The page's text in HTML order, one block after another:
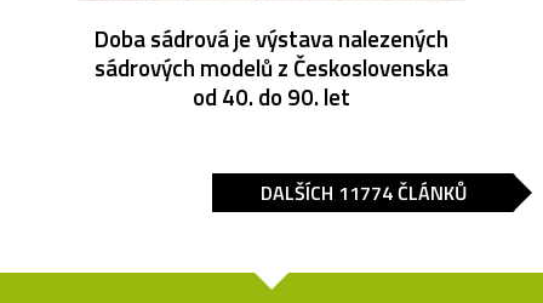
Doba sádrová je výstava nalezených
sádrových modelů z Československa
od 40. do 90. let
DALŠÍCH 11774 ČLÁNKŮ